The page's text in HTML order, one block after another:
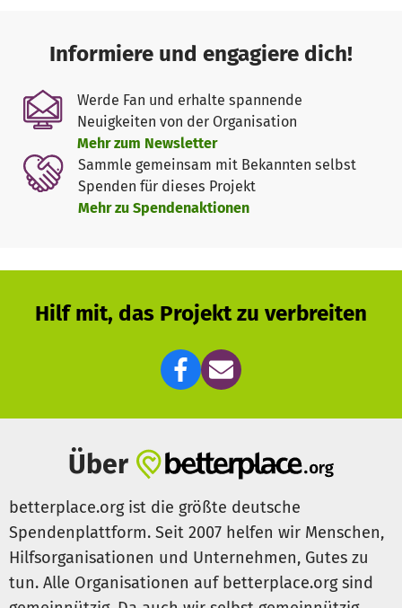
Informiere und engagiere dich!
Werde Fan und erhalte spannende
Neuigkeiten von der Organisation
Mehr zum Newsletter
Sammle gemeinsam mit Bekannten selbst
Spenden für dieses Projekt
Mehr zu Spendenaktionen
Hilf mit, das Projekt zu verbreiten
Über
betterplace.org ist die größte deutsche
Spendenplattform. Seit 2007 helfen wir Menschen,
Hilfsorganisationen und Unternehmen, Gutes zu
tun. Alle Organisationen auf betterplace.org sind